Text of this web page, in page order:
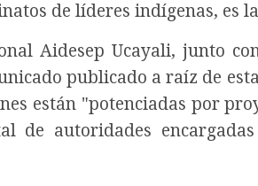
de líderes indígenas, es
Aidesep Ucayali, junto
publicado a raíz de
están "potenciadas por
de autoridades